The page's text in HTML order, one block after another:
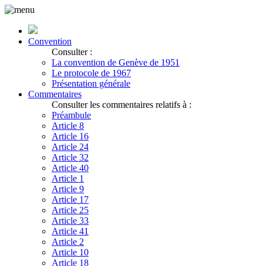
Convention
Consulter :
La convention de Genève de 1951
Le protocole de 1967
Présentation générale
Commentaires
Consulter les commentaires relatifs à :
Préambule
Article 8
Article 16
Article 24
Article 32
Article 40
Article 1
Article 9
Article 17
Article 25
Article 33
Article 41
Article 2
Article 10
Article 18